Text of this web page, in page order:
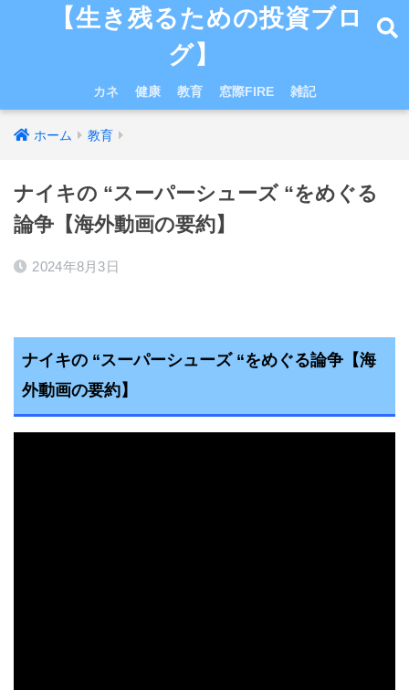
【生き残るための投資ブロ
グ】
カネ 健康 教育 窓際FIRE 雑記
ホーム 教育
ナイキの “スーパーシューズ “をめぐる
論争【海外動画の要約】
2024年8月3日
ナイキの “スーパーシューズ “をめぐる論争【海
外動画の要約】